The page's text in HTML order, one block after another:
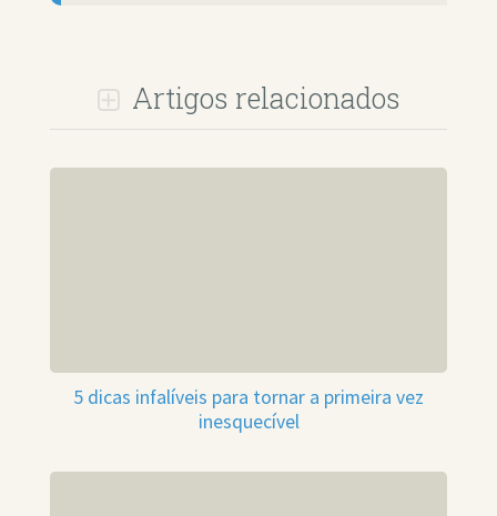
Artigos relacionados
5 dicas infalíveis para tornar a primeira vez
inesquecível